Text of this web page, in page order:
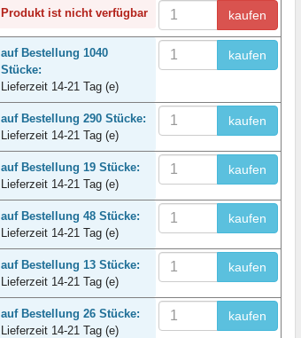
Produkt ist nicht verfügbar kaufen
auf Bestellung 1040
Stücke:
Lieferzeit 14-21 Tag (e)
kaufen
auf Bestellung 290 Stücke:
Lieferzeit 14-21 Tag (e)
kaufen
auf Bestellung 19 Stücke:
Lieferzeit 14-21 Tag (e)
kaufen
auf Bestellung 48 Stücke:
Lieferzeit 14-21 Tag (e)
kaufen
auf Bestellung 13 Stücke:
Lieferzeit 14-21 Tag (e)
kaufen
auf Bestellung 26 Stücke:
Lieferzeit 14-21 Tag (e)
kaufen